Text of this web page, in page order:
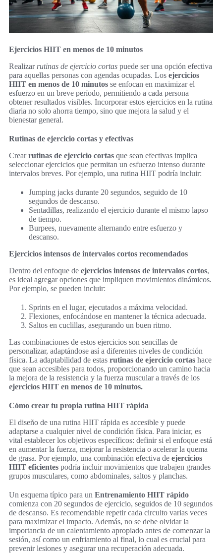
Ejercicios HIIT en menos de 10 minutos
Realizar rutinas de ejercicio cortas puede ser una opción efectiva
para aquellas personas con agendas ocupadas. Los ejercicios
HIIT en menos de 10 minutos se enfocan en maximizar el
esfuerzo en un breve período, permitiendo a cada persona
obtener resultados visibles. Incorporar estos ejercicios en la rutina
diaria no solo ahorra tiempo, sino que mejora la salud y el
bienestar general.
Rutinas de ejercicio cortas y efectivas
Crearrutinas de ejercicio cortas que sean efectivas implica
seleccionar ejercicios que permitan un esfuerzo intenso durante
intervalos breves. Por ejemplo, una rutina HIIT podría incluir:
Jumping jacks durante 20 segundos, seguido de 10
segundos de descanso.
Sentadillas, realizando el ejercicio durante el mismo lapso
de tiempo.
Burpees, nuevamente alternando entre esfuerzo y
descanso.
Ejercicios intensos de intervalos cortos recomendados
Dentro del enfoque de ejercicios intensos de intervalos cortos,
es ideal agregar opciones que impliquen movimientos dinámicos.
Por ejemplo, se pueden incluir:
Sprints en el lugar, ejecutados a máxima velocidad.
Flexiones, enfocándose en mantener la técnica adecuada.
Saltos en cuclillas, asegurando un buen ritmo.
Las combinaciones de estos ejercicios son sencillas de
personalizar, adaptándose así a diferentes niveles de condición
física. La adaptabilidad de estas rutinas de ejercicio cortas hace
que sean accesibles para todos, proporcionando un camino hacia
la mejora de la resistencia y la fuerza muscular a través de los
ejercicios HIIT en menos de 10 minutos.
Cómo crear tu propia rutina HIIT rápida
El diseño de una rutina HIIT rápida es accesible y puede
adaptarse a cualquier nivel de condición física. Para iniciar, es
vital establecer los objetivos específicos: definir si el enfoque está
en aumentar la fuerza, mejorar la resistencia o acelerar la quema
de grasa. Por ejemplo, una combinación efectiva de ejercicios
HIIT eficientes podría incluir movimientos que trabajen grandes
grupos musculares, como abdominales, saltos y planchas.
Un esquema típico para un Entrenamiento HIIT rápido
comienza con 20 segundos de ejercicio, seguidos de 10 segundos
de descanso. Es recomendable repetir cada circuito varias veces
para maximizar el impacto. Además, no se debe olvidar la
importancia de un calentamiento apropiado antes de comenzar la
sesión, así como un enfriamiento al final, lo cual es crucial para
prevenir lesiones y asegurar una recuperación adecuada.